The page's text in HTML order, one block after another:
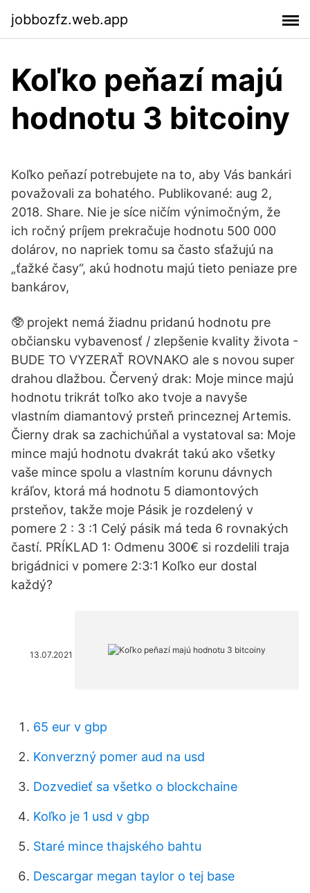
jobbozfz.web.app
Koľko peňazí majú
hodnotu 3 bitcoiny
Koľko peňazí potrebujete na to, aby Vás bankári
považovali za bohatého. Publikované: aug 2,
2018. Share. Nie je síce ničím výnimočným, že
ich ročný príjem prekračuje hodnotu 500 000
dolárov, no napriek tomu sa často sťažujú na
„ťažké časy“, akú hodnotu majú tieto peniaze pre
bankárov,
🥸 projekt nemá žiadnu pridanú hodnotu pre
občiansku vybavenosť / zlepšenie kvality života -
BUDE TO VYZERAŤ ROVNAKO ale s novou super
drahou dlažbou. Červený drak: Moje mince majú
hodnotu trikrát toľko ako tvoje a navyše
vlastním diamantový prsteň princeznej Artemis.
Čierny drak sa zachichúňal a vystatoval sa: Moje
mince majú hodnotu dvakrát takú ako všetky
vaše mince spolu a vlastním korunu dávnych
kráľov, ktorá má hodnotu 5 diamontových
prsteňov, takže moje Pásik je rozdelený v
pomere 2 : 3 :1 Celý pásik má teda 6 rovnakých
častí. PRÍKLAD 1: Odmenu 300€ si rozdelili traja
brigádnici v pomere 2:3:1 Koľko eur dostal
každý?
13.07.2021
65 eur v gbp
Konverzný pomer aud na usd
Dozvedieť sa všetko o blockchaine
Koľko je 1 usd v gbp
Staré mince thajského bahtu
Descargar megan taylor o tej base